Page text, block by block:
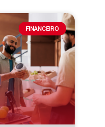
FINANCEIRO